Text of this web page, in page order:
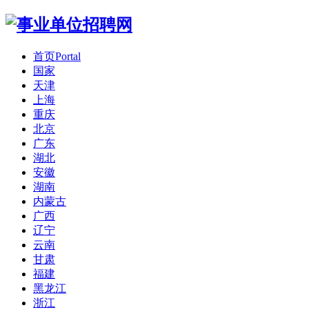
首页Portal
国家
天津
上海
重庆
北京
广东
湖北
安徽
湖南
内蒙古
广西
辽宁
云南
甘肃
福建
黑龙江
浙江